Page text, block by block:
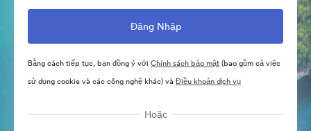
Bằng cách tiếp tục, bạn đồng ý với Chính sách bảo mật(bao gồm cả việc
sử dụng cookie và các công nghệ khác) và Điều khoản dịch vụ
Hoặc